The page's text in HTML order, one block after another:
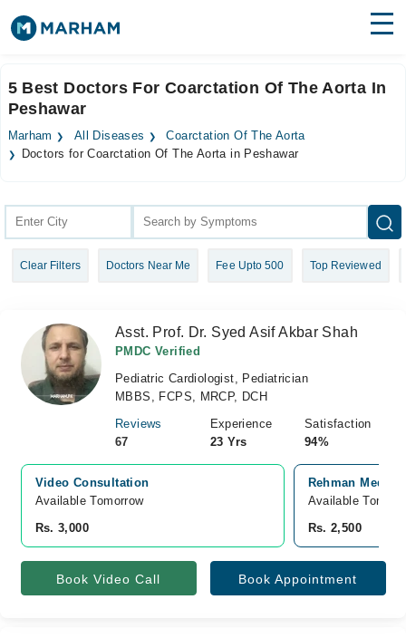
Surgeries
Medicines Labs
Join as Doctor
5 Best Doctors For Coarctation Of The Aorta In
Peshawar
Marham All Diseases
Coarctation Of The Aorta
Doctors for Coarctation Of The Aorta in Peshawar
Clear Filters Doctors Near Me Fee Upto 500 Top Reviewed
Asst. Prof. Dr. Syed Asif Akbar Shah
PMDC Verified
Pediatric Cardiologist, Pediatrician
MBBS, FCPS, MRCP, DCH
Reviews
67
Experience
23 Yrs
Satisfaction
94%
Video Consultation
Available Tomorrow
Rs. 3,000
Rehman
Available
Rs. 2,500
Book Video Call Book Appointment